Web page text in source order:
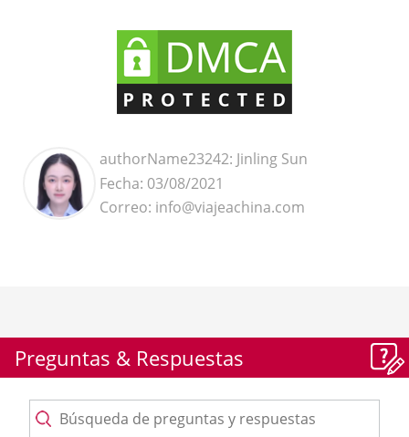
authorName23242: Jinling Sun
Fecha: 03/08/2021
Correo: info@viajeachina.com
Preguntas & Respuestas